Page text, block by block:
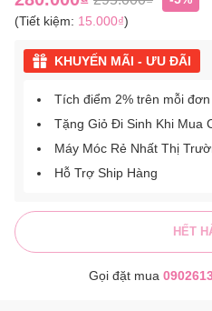
(Tiết kiệm: 15.000₫)
KHUYẾN MÃI - ƯU ĐÃI
Tích điểm 2% trên mỗi
Tặng Giỏ Đi Sinh Khi Mua
Máy Móc Rẻ Nhất Thị
Hỗ Trợ Ship Hàng
HẾT
Gọi đặt mua